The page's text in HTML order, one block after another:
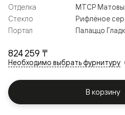
824 259 ₸
Необходимо выбрать фурнитуру
В корзину
Отделка
МТСР
Стекло
Рифлёное
Портал
Палаццо